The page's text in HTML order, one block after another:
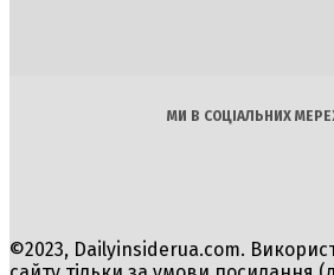
МИ В СОЦІАЛЬНИХ
©2023, Dailyinsiderua.com.